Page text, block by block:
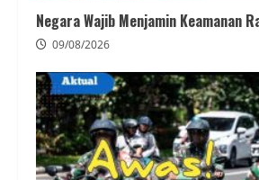
Negara Wajib Menjamin Keamanan
09/08/2026